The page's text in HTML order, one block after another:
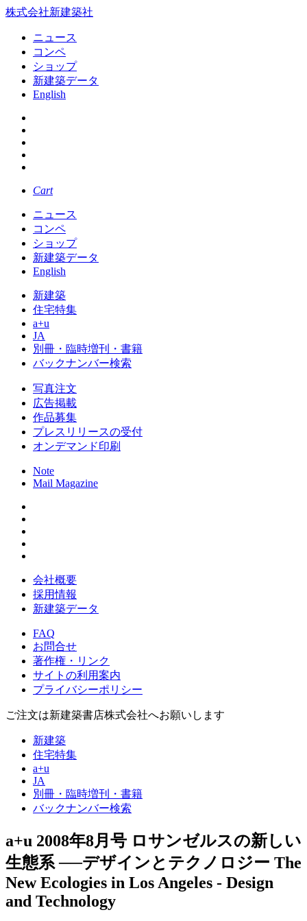
株式会社新建築社
ニュース
コンペ
ショップ
新建築データ
English
Cart
ニュース
コンペ
ショップ
新建築データ
English
新建築
住宅特集
a+u
JA
別冊・臨時増刊・書籍
バックナンバー検索
写真注文
広告掲載
作品募集
プレスリリースの受付
オンデマンド印刷
Note
Mail Magazine
会社概要
採用情報
新建築データ
FAQ
お問合せ
著作権・リンク
サイトの利用案内
プライバシーポリシー
ご注文は新建築書店株式会社へお願いします
新建築
住宅特集
a+u
JA
別冊・臨時増刊・書籍
バックナンバー検索
a+u 2008年8月号 ロサンゼルスの新しい
生態系 ──デザインとテクノロジー The
New Ecologies in Los Angeles - Design
and Technology